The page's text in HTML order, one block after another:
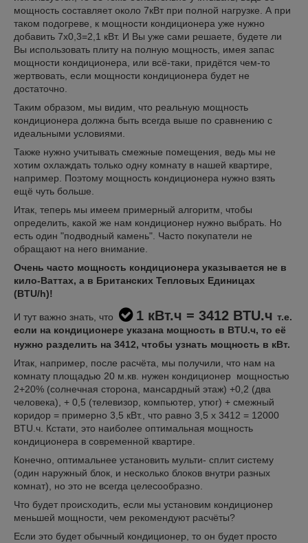
мощность составляет около 7кВт при полной нагрузке. А при
таком подогреве, к мощности кондиционера уже нужно
добавить 7х0,3=2,1 кВт. И Вы уже сами решаете, будете ли
Вы использовать плиту на полную мощность, имея запас
мощности кондиционера, или всё-таки, придётся чем-то
жертвовать, если мощности кондиционера будет не
достаточно.
Таким образом, мы видим, что реальную мощность
кондиционера должна быть всегда выше по сравнению с
идеальными условиями.
Также нужно учитывать смежные помещения, ведь мы не
хотим охлаждать только одну комнату в нашей квартире,
например. Поэтому мощность кондиционера нужно взять
ещё чуть больше.
Итак, теперь мы имеем примерный алгоритм, чтобы
определить, какой же нам кондиционер нужно выбрать. Но
есть один "подводный камень". Часто покупатели не
обращают на него внимание.
Очень часто мощность кондиционера указывается не в
кило-Ваттах, а в Британских Тепловых Единицах
(BTU/h)!
И тут важно знать, что 1 кВт.ч = 3412 BTU.ч т.е.
если на кондиционере указана мощность в BTU.ч, то её
нужно разделить на 3412, чтобы узнать мощность в кВт.
Итак, например, после расчёта, мы получили, что нам на
комнату площадью 20 м.кв. нужен кондиционер мощностью
2+20% (солнечная сторона, мансардный этаж) +0,2 (два
человека), + 0,5 (телевизор, компьютер, утюг) + смежный
коридор = примерно 3,5 кВт., что равно 3,5 х 3412 = 12000
BTU.ч. Кстати, это наиболее оптимальная мощность
кондиционера в современной квартире.
Конечно, оптимальнее установить мульти- сплит систему
(один наружный блок, и несколько блоков внутри разных
комнат), но это не всегда целесообразно.
Что будет происходить, если мы установим кондиционер
меньшей мощности, чем рекомендуют расчёты?
Если это будет обычный кондиционер, то он будет просто